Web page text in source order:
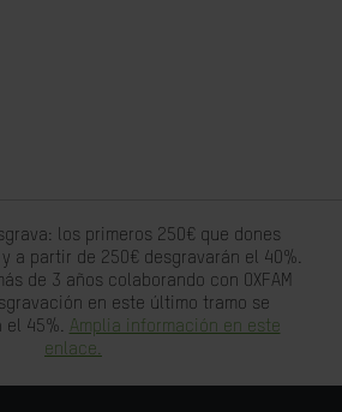
los primeros 250€ que dones
a partir de 250€ desgravarán el 40%.
de 3 años colaborando con OXFAM
en este último tramo se
el 45%. Amplia información en este
enlace.